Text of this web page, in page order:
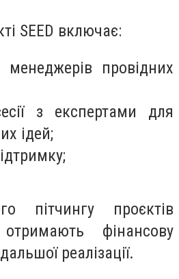
SEED включає:
провідних
з експертами для
ідей;
пітчингу проєктів
фінансову
реалізації.